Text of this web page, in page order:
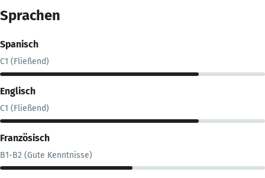
Sprachen
Spanisch
C1 (Fließend)
Englisch
C1 (Fließend)
Französisch
B1-B2 (Gute Kenntnisse)